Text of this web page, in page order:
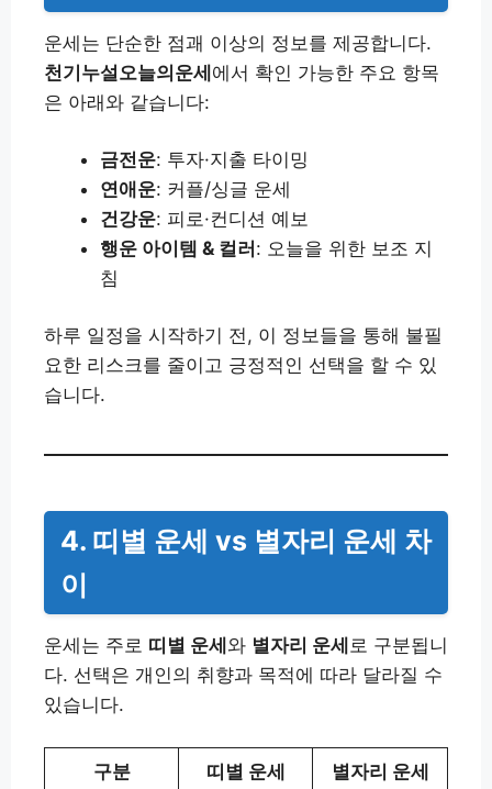
운세는 단순한 점괘 이상의 정보를 제공합니다.
천기누설오늘의운세에서 확인 가능한 주요 항목
은 아래와 같습니다:
금전운: 투자·지출 타이밍
연애운: 커플/싱글 운세
건강운: 피로·컨디션 예보
행운 아이템 & 컬러: 오늘을 위한 보조 지
침
하루 일정을 시작하기 전, 이 정보들을 통해 불필
요한 리스크를 줄이고 긍정적인 선택을 할 수 있
습니다.
4. 띠별 운세 vs 별자리 운세 차
이
운세는 주로 띠별 운세 와 별자리 운세 로 구분됩니
다. 선택은 개인의 취향과 목적에 따라 달라질 수
있습니다.
구분 띠별 운세 별자리 운세